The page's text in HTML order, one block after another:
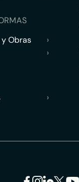
Obras
›
›
›